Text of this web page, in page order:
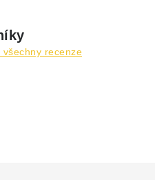
všechny recenze